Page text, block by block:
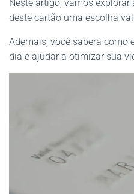
Neste artigo, vamos
deste cartão uma escolha
Ademais, você saberá como
dia e ajudar a otimizar sua